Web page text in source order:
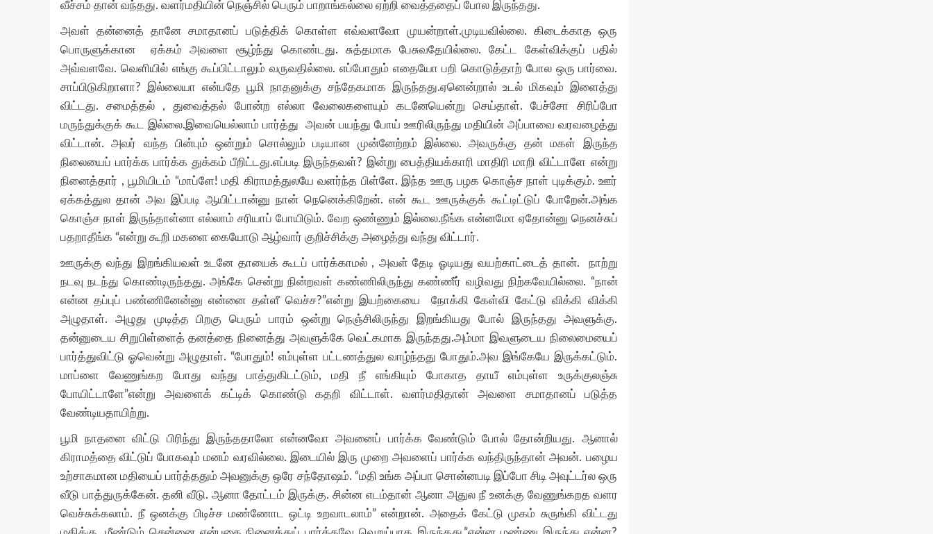
வீச்சம் தான் வந்தது. வளர்மதியின் நெஞ்சில் பெரும் பாறாங்கல்லை ஏற்றி வைத்ததைப் போல இருந்தது.
அவள் தன்னைத் தானே சமாதானப் படுத்திக் கொள்ள எவ்வளவோ முயன்றாள்.முடியவில்லை. கிடைக்காத ஒரு
பொருளுக்கான ஏக்கம் அவளை சூழ்ந்து கொண்டது. சுத்தமாக பேசுவதேயில்லை. கேட்ட கேள்விக்குப் பதில்
அவ்வளவே. வெளியில் எங்கு கூப்பிட்டாலும் வருவதில்லை. எப்போதும் எதையோ பறி கொடுத்தாற் போல ஒரு பார்வை.
சாப்பிடுகிறாளா? இல்லையா என்பதே பூமி நாதனுக்கு சந்தேகமாக இருந்தது.ஏனென்றால் உடல் மிகவும் இளைத்து
விட்டது. சமைத்தல் , துவைத்தல் போன்ற எல்லா வேலைகளையும் கடனேயென்று செய்தாள். பேச்சோ சிரிப்போ
மருந்துக்குக் கூட இல்லை.இவையெல்லாம் பார்த்து அவன் பயந்து போய் ஊரிலிருந்து மதியின் அப்பாவை வரவழைத்து
விட்டான். அவர் வந்த பின்பும் ஒன்றும் சொல்லும் படியான முன்னேற்றம் இல்லை. அவருக்கு தன் மகள் இருந்த
நிலையைப் பார்க்க பார்க்க துக்கம் பீறிட்டது.எப்படி இருந்தவள்? இன்று பைத்தியக்காரி மாதிரி மாறி விட்டாளே என்று
நினைத்தார் , பூமியிடம் “மாப்ளே! மதி கிராமத்துலயே வளர்ந்த பிள்ளே. இந்த ஊரு பழக கொஞ்ச நாள் புடிக்கும். ஊர்
ஏக்கத்துல தான் அவ இப்படி ஆயிட்டான்னு நான் நெனெக்கிறேன். என் கூட ஊருக்குக் கூட்டிட்டுப் போறேன்.அங்க
கொஞ்ச நாள் இருந்தாள்னா எல்லாம் சரியாப் போயிடும். வேற ஒண்ணும் இல்லை.நீங்க என்னமோ ஏதோன்னு நெனச்சுப்
பதறாதீங்க “என்று கூறி மகளை கையோடு ஆழ்வார் குறிச்சிக்கு அழைத்து வந்து விட்டார்.
ஊருக்கு வந்து இறங்கியவள் உடனே தாயைக் கூடப் பார்க்காமல் , அவள் தேடி ஓடியது வயற்காட்டைத் தான். நாற்று
நடவு நடந்து கொண்டிருந்தது. அங்கே சென்று நின்றவள் கண்ணிலிருந்து கண்ணீர் வழிவது நிற்கவேயில்லை. “நான்
என்ன தப்புப் பண்ணினேன்னு என்னை தள்ளீ வெச்ச?”என்று இயற்கையை நோக்கி கேள்வி கேட்டு விக்கி விக்கி
அழுதாள். அழுது முடித்த பிறகு பெரும் பாரம் ஒன்று நெஞ்சிலிருந்து இறங்கியது போல் இருந்தது அவளுக்கு.
தன்னுடைய சிறுபிள்ளைத் தனத்தை நினைத்து அவளுக்கே வெட்கமாக இருந்தது.அம்மா இவளுடைய நிலைமையைப்
பார்த்துவிட்டு ஓவென்று அழுதாள். “போதும்! எம்புள்ள பட்டணத்துல வாழ்ந்தது போதும்.அவ இங்கேயே இருக்கட்டும்.
மாப்ளை வேணுங்கற போது வந்து பாத்துகிடட்டும், மதி நீ எங்கியும் போகாத தாயீ எம்புள்ள உருக்குலஞ்சு
போயிட்டாளே”என்று அவளைக் கட்டிக் கொண்டு கதறி விட்டாள். வளர்மதிதான் அவளை சமாதானப் படுத்த
வேண்டியதாயிற்று.
பூமி நாதனை விட்டு பிரிந்து இருந்ததாலோ என்னவோ அவனைப் பார்க்க வேண்டும் போல் தோன்றியது. ஆனால்
கிராமத்தை விட்டுப் போகவும் மனம் வரவில்லை. இடையில் இரு முறை அவளைப் பார்க்க வந்திருந்தான் அவன். பழைய
உற்சாகமான மதியைப் பார்த்ததும் அவனுக்கு ஒரே சந்தோஷம். “மதி உங்க அப்பா சொன்னபடி இப்போ சிடி அவுட்டர்ல ஒரு
வீடு பாத்துருக்கேன். தனி வீடு. ஆனா தோட்டம் இருக்கு. சின்ன எடம்தான் ஆனா அதுல நீ உனக்கு வேணுங்கறத வளர
வெச்சுக்கலாம். நீ ஒனக்கு பிடிச்ச மண்ணோட ஒட்டி உறவாடலாம்” என்றான். அதைக் கேட்டு முகம் சுருங்கி விட்டது